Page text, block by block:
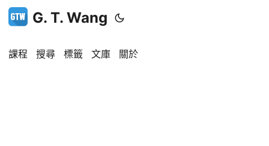
G. T. Wang
課程 搜尋 標籤 文庫 關於